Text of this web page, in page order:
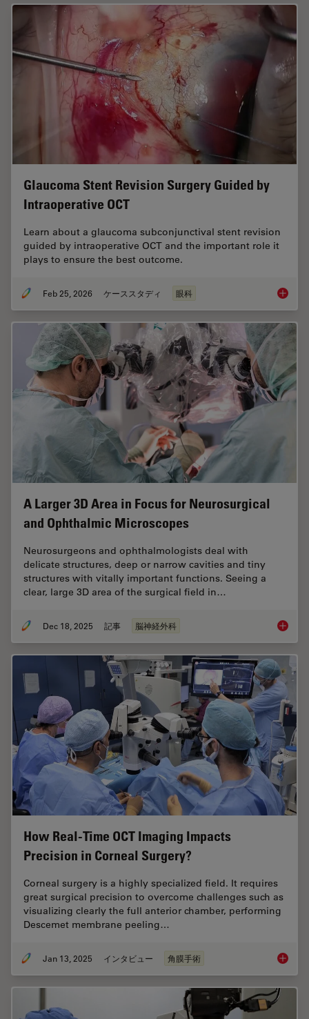
Glaucoma Stent Revision Surgery Guided by
Intraoperative OCT
Learn about a glaucoma subconjunctival stent revision
guided by intraoperative OCT and the important role it
plays to ensure the best outcome.
Feb 25, 2026 ケーススタディ 眼科
A Larger 3D Area in Focus for Neurosurgical
and Ophthalmic Microscopes
Neurosurgeons and ophthalmologists deal with
delicate structures, deep or narrow cavities and tiny
structures with vitally important functions. Seeing a
clear, large 3D area of the surgical field in…
Dec 18, 2025 記事 脳神経外科 A
How Real-Time OCT Imaging Impacts
Precision in Corneal Surgery?
Corneal surgery is a highly specialized field. It requires
great surgical precision to overcome challenges such as
visualizing clearly the full anterior chamber, performing
Descemet membrane peeling…
Jan 13, 2025 インタビュー 角膜手術 How